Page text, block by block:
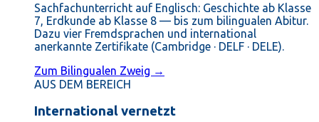
Sachfachunterricht auf Englisch: Geschichte ab Klasse
7, Erdkunde ab Klasse 8 — bis zum bilingualen Abitur.
Dazu vier Fremdsprachen und international
anerkannte Zertifikate (Cambridge · DELF · DELE).
Zum Bilingualen Zweig →
AUS DEM BEREICH
International vernetzt